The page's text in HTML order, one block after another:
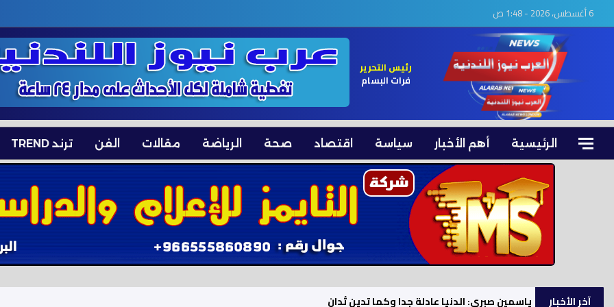
6 أغسطس، 2026 - 1:48 ص
رئيس التحرير
فرات البسام
الرئيسية أهم الأخبار سياسة اقتصاد صحة الرياضة مقالات الفن ترند TREND
آخر الأخبار ياسمين صبري: الدنيا عادلة جدا وكما تدين تُدان